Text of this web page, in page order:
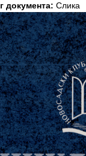
документа: Слика